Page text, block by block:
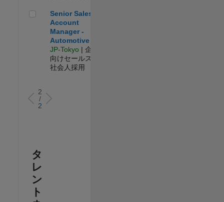
Senior Sales Account Manager - Automotive
Senior Sales
Account
Manager -
Automotive
JP-Tokyo | 企業
向けセールス |
社会人採用
2
/
2
タ
レ
ン
ト